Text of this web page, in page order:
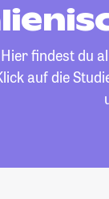
Hier findest du
auf die